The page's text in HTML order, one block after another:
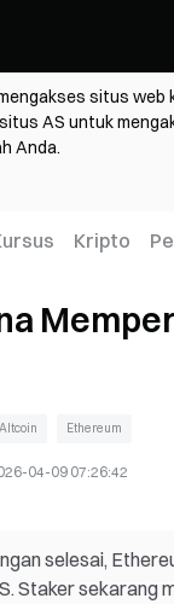
situs web
AS untuk
Anda.
Kripto
Altcoin Ethereum
04-09 07:26:42
selesai,
Staker sekarang